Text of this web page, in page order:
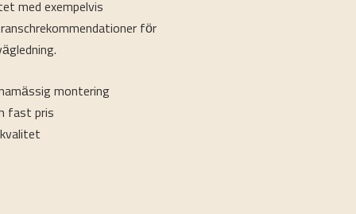
med exempelvis
för
montering
fast pris